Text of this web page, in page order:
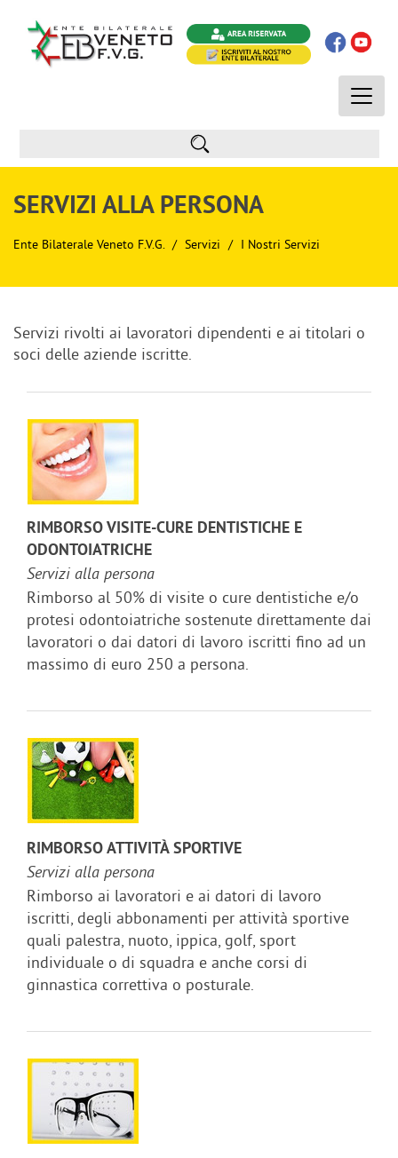
Toggle
SERVIZI ALLA PERSONA
Ente Bilaterale Veneto F.V.G. Servizi I Nostri Servizi
Servizi rivolti ai lavoratori dipendenti e ai titolari o
soci delle aziende iscritte.
RIMBORSO VISITE-CURE DENTISTICHE E
ODONTOIATRICHE
Servizi alla persona
Rimborso al 50% di visite o cure dentistiche e/o
protesi odontoiatriche sostenute direttamente dai
lavoratori o dai datori di lavoro iscritti fino ad un
massimo di euro 250 a persona.
RIMBORSO ATTIVITÀ SPORTIVE
Servizi alla persona
Rimborso ai lavoratori e ai datori di lavoro
iscritti, degli abbonamenti per attività sportive
quali palestra, nuoto, ippica, golf, sport
individuale o di squadra e anche corsi di
ginnastica correttiva o posturale.